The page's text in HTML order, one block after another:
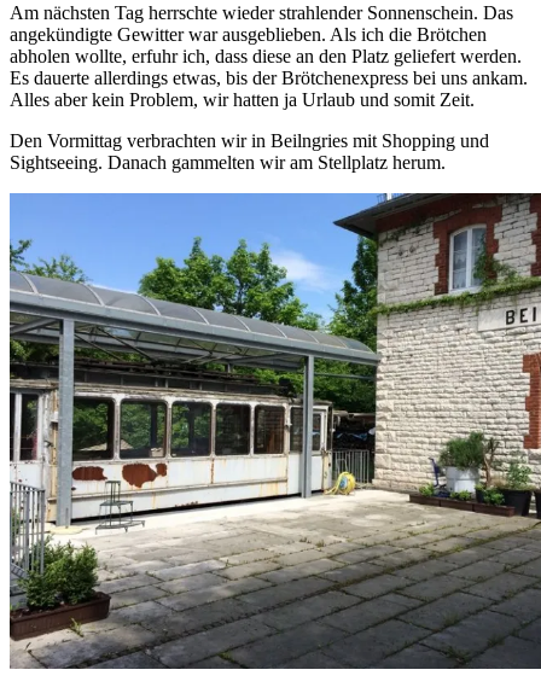
Am nächsten Tag herrschte wieder strahlender Sonnenschein. Das
angekündigte Gewitter war ausgeblieben. Als ich die Brötchen
abholen wollte, erfuhr ich, dass diese an den Platz geliefert werden.
Es dauerte allerdings etwas, bis der Brötchenexpress bei uns ankam.
Alles aber kein Problem, wir hatten ja Urlaub und somit Zeit.
Den Vormittag verbrachten wir in Beilngries mit Shopping und
Sightseeing. Danach gammelten wir am Stellplatz herum.